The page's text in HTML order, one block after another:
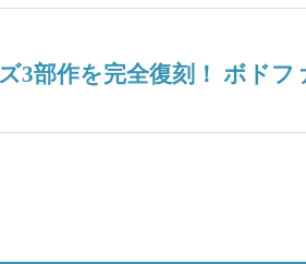
3部作を完全復刻！ ボド